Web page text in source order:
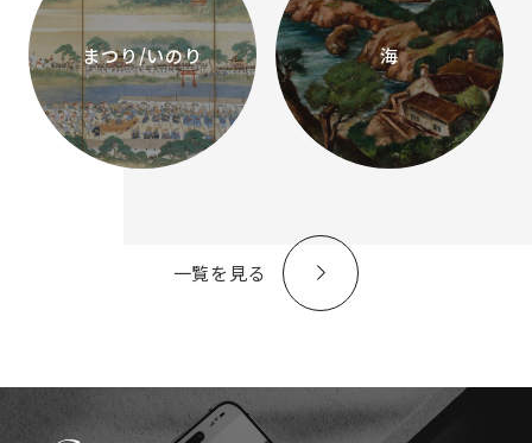
まつり/いのり 海
一覧を見る